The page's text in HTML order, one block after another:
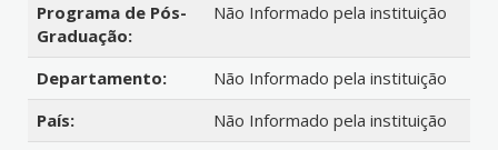
Programa de Pós-
Graduação:
Não Informado pela instituição
Departamento:
Não Informado pela instituição
País:
Não Informado pela instituição